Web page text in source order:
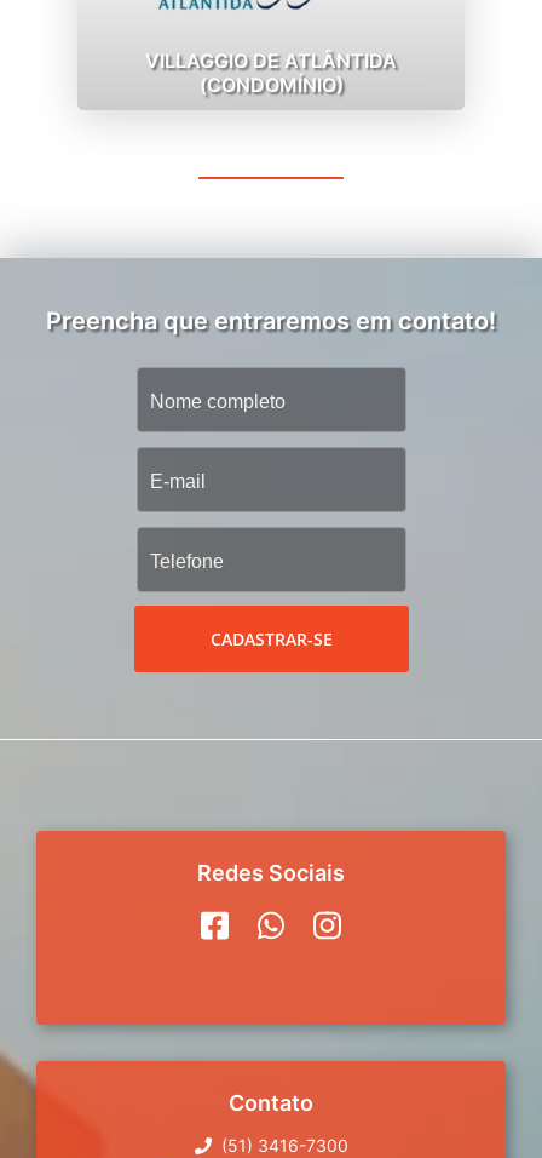
VILLAGGIO DE ATLÂNTIDA
(CONDOMÍNIO)
Preencha que entraremos em contato!
CADASTRAR-SE
Redes Sociais
Contato
(51) 3416-7300